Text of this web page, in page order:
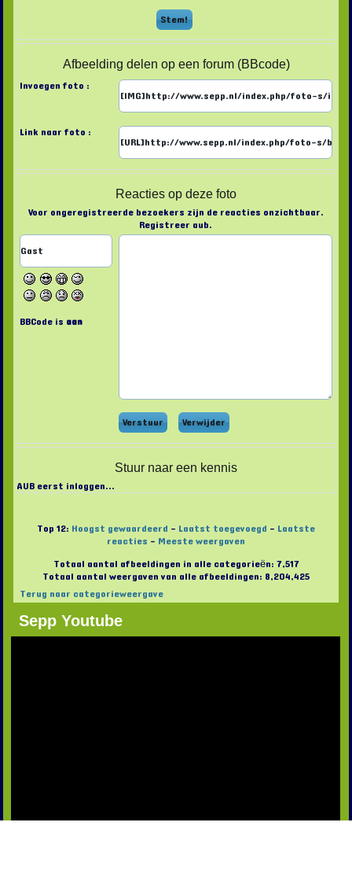
Afbeelding delen op een forum (BBcode)
Invoegen foto :
Link naar foto :
Reacties op deze foto
Voor ongeregistreerde bezoekers zijn de reacties onzichtbaar.
Registreer aub.
BBCode is aan
Stuur naar een kennis
AUB eerst inloggen...
Top 12: Hoogst gewaardeerd - Laatst toegevoegd - Laatste
reacties - Meeste weergaven
Totaal aantal afbeeldingen in alle categorieën: 7,517
Totaal aantal weergaven van alle afbeeldingen: 8,204,425
Terug naar categorieweergave
Sepp Youtube